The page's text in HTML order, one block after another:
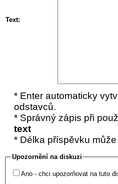
Text:
* Enter automaticky
odstavců.
* Správný zápis při
text
* Délka příspěvku
Upozornění na diskuzi
Ano - chci upozorňovat na tuto